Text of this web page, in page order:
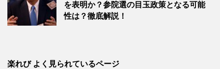
を表明か？参院選の目玉政策となる可能
性は？徹底解説！
楽れび よく見られているページ